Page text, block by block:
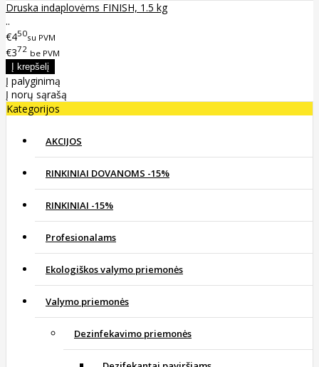
Druska indaplovėms FINISH, 1.5 kg
..
€450su PVM
€372 be PVM
Į palyginimą
Į norų sąrašą
Kategorijos
AKCIJOS
RINKINIAI DOVANOMS -15%
RINKINIAI -15%
Profesionalams
Ekologiškos valymo priemonės
Valymo priemonės
Dezinfekavimo priemonės